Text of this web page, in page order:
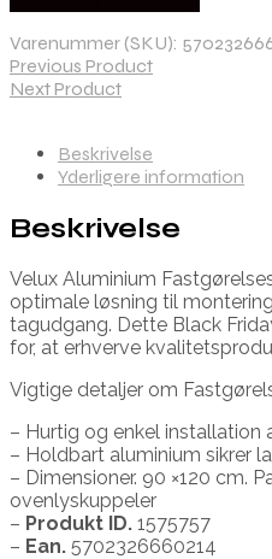
Varenummer (SKU):
Previous Product
Next Product
Beskrivelse
Yderligere information
Beskrivelse
Velux Aluminium
optimale løsning til
tagudgang. Dette Black
for, at erhverve
Vigtige detaljer om
– Hurtig og enkel installation
– Holdbart aluminium sikrer
– Dimensioner. 90 ×120 cm.
ovenlyskuppeler
– Produkt ID. 1575757
– Ean. 5702326660214